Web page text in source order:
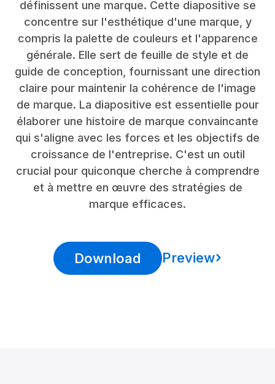
définissent une marque. Cette diapositive se
concentre sur l'esthétique d'une marque, y
compris la palette de couleurs et l'apparence
générale. Elle sert de feuille de style et de
guide de conception, fournissant une direction
claire pour maintenir la cohérence de l'image
de marque. La diapositive est essentielle pour
élaborer une histoire de marque convaincante
qui s'aligne avec les forces et les objectifs de
croissance de l'entreprise. C'est un outil
crucial pour quiconque cherche à comprendre
et à mettre en œuvre des stratégies de
marque efficaces.
Download Preview